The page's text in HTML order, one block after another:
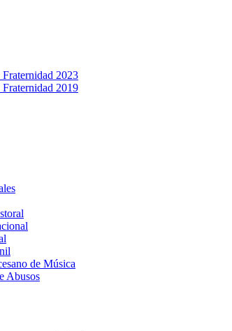
Fraternidad 2023
Fraternidad 2019
de Música
Abusos